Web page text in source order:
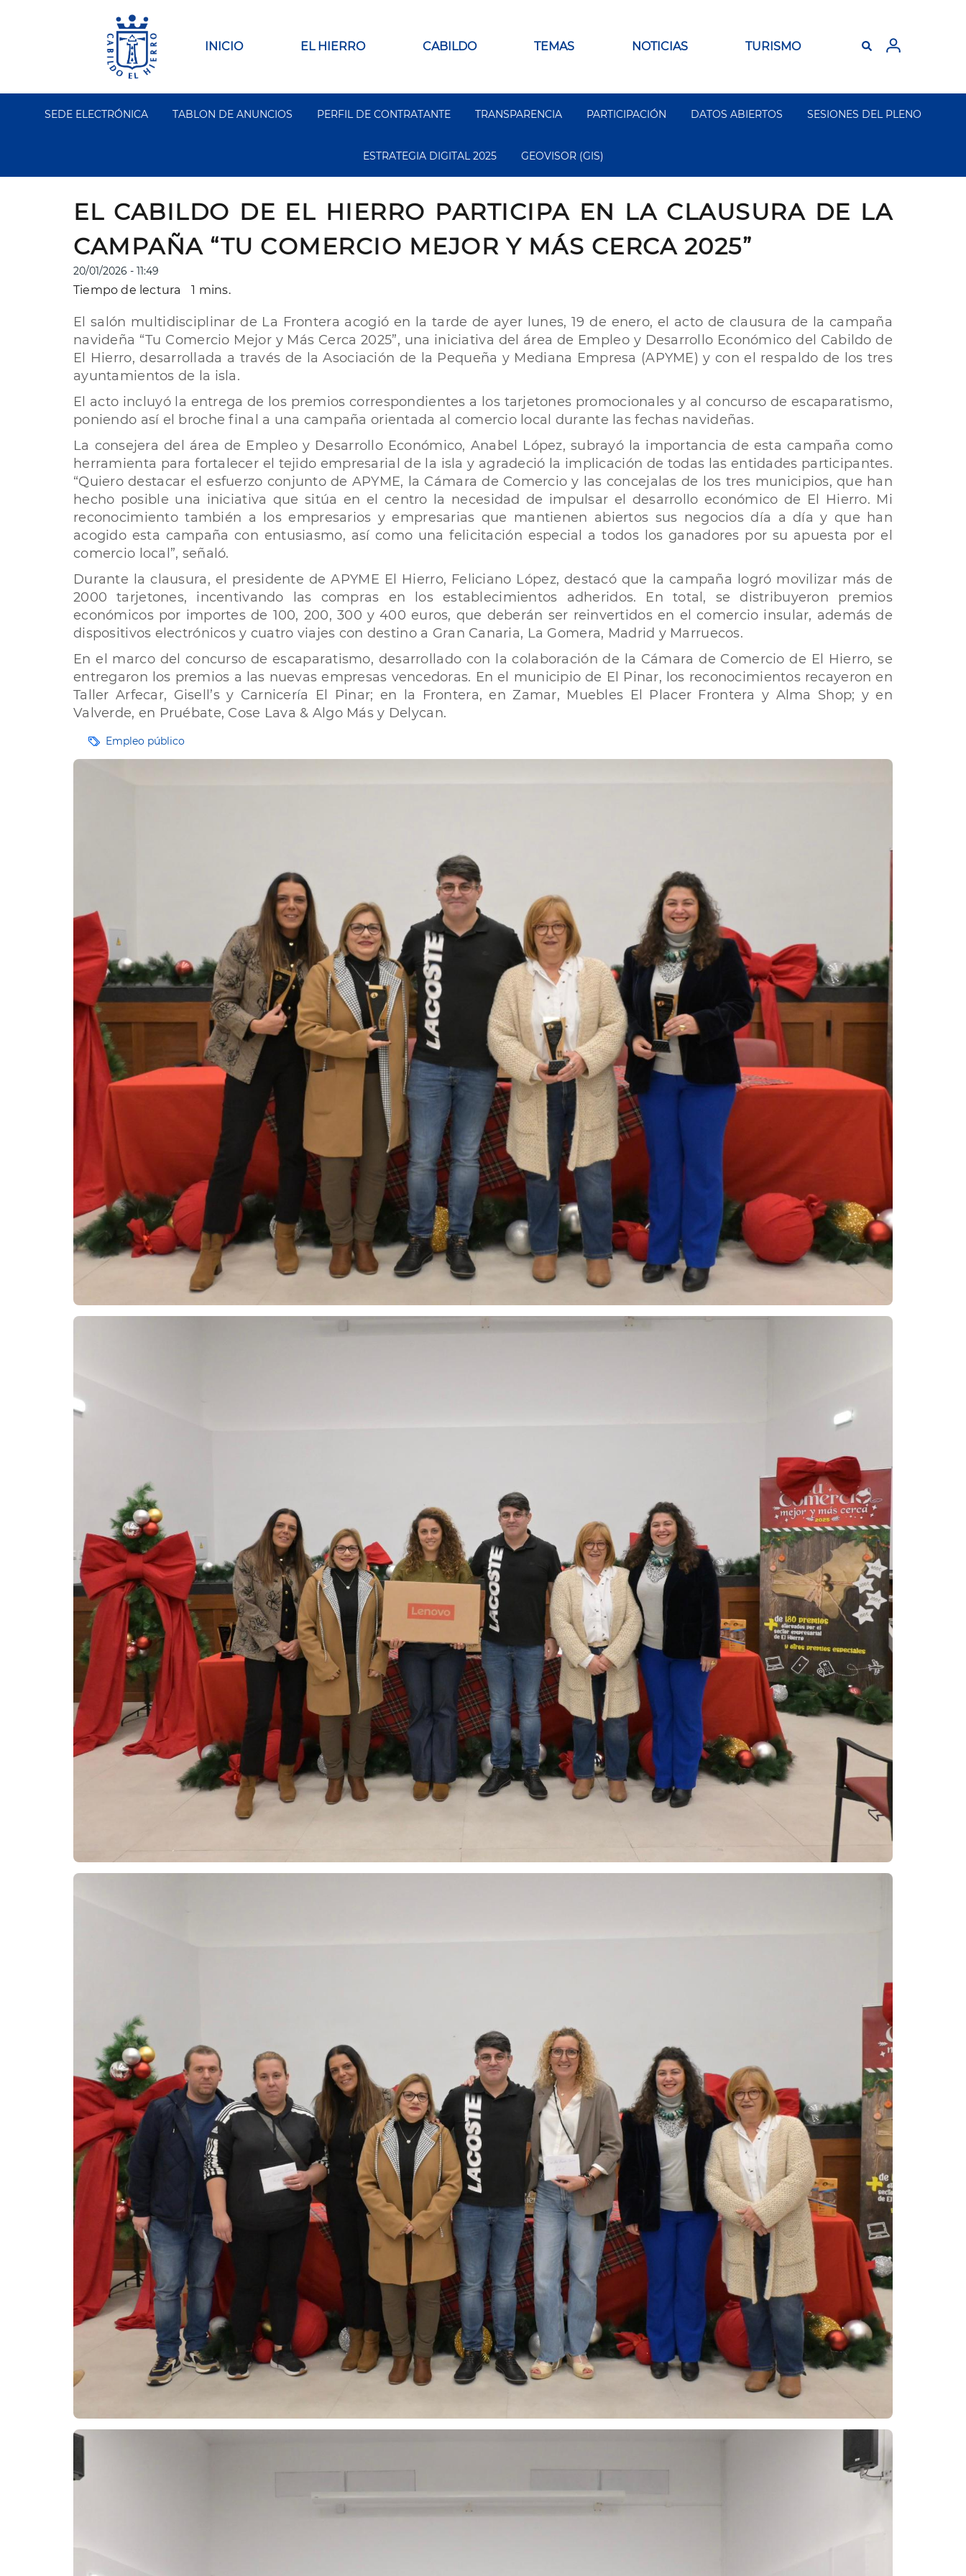
Main
INICIO EL HIERRO CABILDO TEMAS NOTICIAS TURISMO
Segundo
SEDE ELECTRÓNICA TABLON DE ANUNCIOS PERFIL DE CONTRATANTE TRANSPARENCIA PARTICIPACIÓN DATOS ABIERTOS SESIONES DEL PLENO
ESTRATEGIA DIGITAL 2025 GEOVISOR (GIS)
EL CABILDO DE EL HIERRO PARTICIPA EN LA CLAUSURA DE LA
CAMPAÑA “TU COMERCIO MEJOR Y MÁS CERCA 2025”
20/01/2026 - 11:49
Tiempo de lectura 1 mins.
El salón multidisciplinar de La Frontera acogió en la tarde de ayer lunes, 19 de enero, el acto de clausura de la campaña
navideña “Tu Comercio Mejor y Más Cerca 2025”, una iniciativa del área de Empleo y Desarrollo Económico del Cabildo de
El Hierro, desarrollada a través de la Asociación de la Pequeña y Mediana Empresa (APYME) y con el respaldo de los tres
ayuntamientos de la isla.
El acto incluyó la entrega de los premios correspondientes a los tarjetones promocionales y al concurso de escaparatismo,
poniendo así el broche final a una campaña orientada al comercio local durante las fechas navideñas.
La consejera del área de Empleo y Desarrollo Económico, Anabel López, subrayó la importancia de esta campaña como
herramienta para fortalecer el tejido empresarial de la isla y agradeció la implicación de todas las entidades participantes.
“Quiero destacar el esfuerzo conjunto de APYME, la Cámara de Comercio y las concejalas de los tres municipios, que han
hecho posible una iniciativa que sitúa en el centro la necesidad de impulsar el desarrollo económico de El Hierro. Mi
reconocimiento también a los empresarios y empresarias que mantienen abiertos sus negocios día a día y que han
acogido esta campaña con entusiasmo, así como una felicitación especial a todos los ganadores por su apuesta por el
comercio local”, señaló.
Durante la clausura, el presidente de APYME El Hierro, Feliciano López, destacó que la campaña logró movilizar más de
2000 tarjetones, incentivando las compras en los establecimientos adheridos. En total, se distribuyeron premios
económicos por importes de 100, 200, 300 y 400 euros, que deberán ser reinvertidos en el comercio insular, además de
dispositivos electrónicos y cuatro viajes con destino a Gran Canaria, La Gomera, Madrid y Marruecos.
En el marco del concurso de escaparatismo, desarrollado con la colaboración de la Cámara de Comercio de El Hierro, se
entregaron los premios a las nuevas empresas vencedoras. En el municipio de El Pinar, los reconocimientos recayeron en
Taller Arfecar, Gisell’s y Carnicería El Pinar; en la Frontera, en Zamar, Muebles El Placer Frontera y Alma Shop; y en
Valverde, en Pruébate, Cose Lava & Algo Más y Delycan.
EtiquetasEmpleo público